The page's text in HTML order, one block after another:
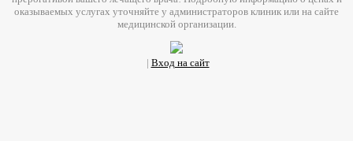
оказываемых услугах уточняйте у администраторов клиник или на сайте
медицинской организации.
| Вход на сайт